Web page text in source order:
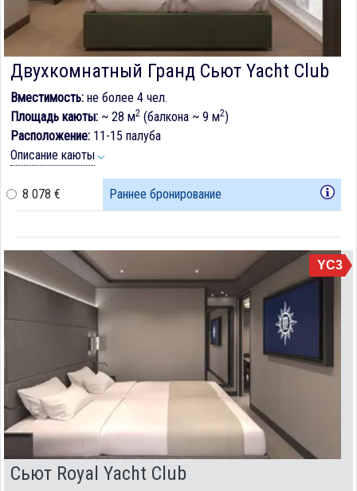
Двухкомнатный Гранд Сьют Yacht Club
Вместимость: не более 4 чел.
Площадь каюты: ~ 28 м2 (балкона ~ 9 м2)
Расположение: 11-15 палуба
Описание каюты
8 078 € Раннее бронирование
YC3
Сьют Royal Yacht Club